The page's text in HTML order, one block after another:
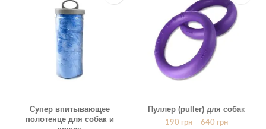
Супер впитывающее
полотенце для собак и
Пуллер (puller) для собак
190 грн – 640 грн